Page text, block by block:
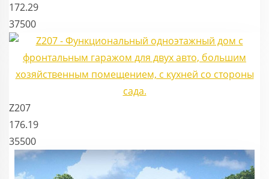
172.29
37500
Z207
176.19
35500